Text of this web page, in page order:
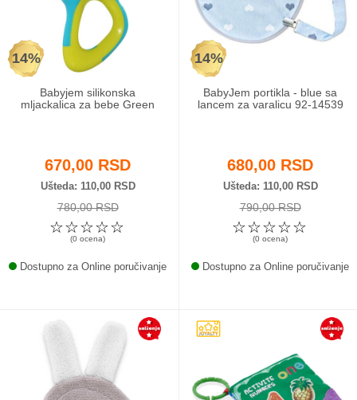
Odeća i obuća
Igračke za bebe i decu
AKCIJA
Call Centar
011 438 1 000
14%
Babyjem silikonska
mljackalica za bebe Green
670,00 RSD
Ušteda 110,00 RSD
780,00 RSD
☆
☆
☆
☆
☆
(0 ocena)
Dostupno za Online poručivanje
14%
BabyJem portikla - blue sa
lancem za varalicu 92-14539
680,00 RSD
Ušteda 110,00 RSD
790,00 RSD
☆
☆
☆
☆
☆
(0 ocena)
Dostupno za Online poručivanje